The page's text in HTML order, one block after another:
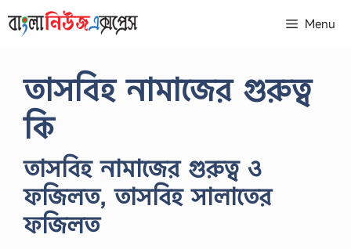
to
Menu
তাসবিহ নামাজের গুরুত্ব
কি
তাসবিহ নামাজের গুরুত্ব ও
ফজিলত, তাসবিহ সালাতের
ফজিলত